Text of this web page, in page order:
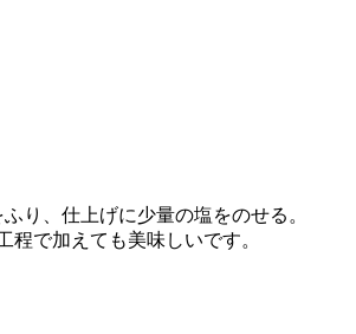
り、仕上げに少量の塩をのせる。
で加えても美味しいです。